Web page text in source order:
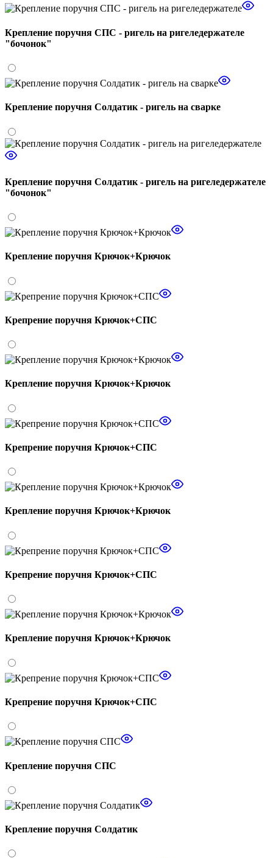
Крепление поручня СПС - ригель на ригеледержателе
"бочонок"
Крепление поручня Солдатик - ригель на сварке
Крепление поручня Солдатик - ригель на ригеледержателе
"бочонок"
Крепление поручня Крючок+Крючок
Крепрение поручня Крючок+СПС
Крепление поручня Крючок+Крючок
Крепрение поручня Крючок+СПС
Крепление поручня Крючок+Крючок
Крепрение поручня Крючок+СПС
Крепление поручня Крючок+Крючок
Крепрение поручня Крючок+СПС
Крепление поручня СПС
Крепление поручня Солдатик